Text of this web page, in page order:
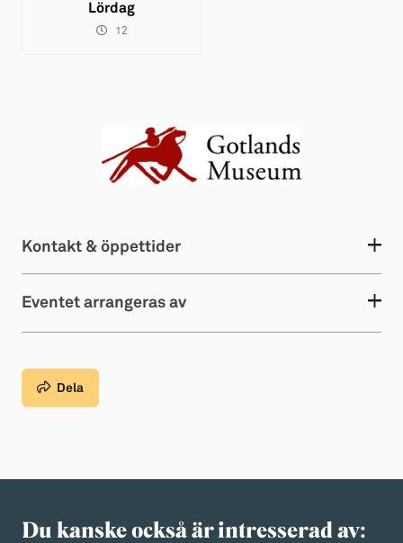
Lördag
12
Kontakt & öppettider
Eventet arrangeras av
Dela
Du kanske också är intresserad av: